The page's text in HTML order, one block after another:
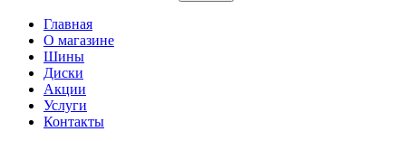
Главная
О магазине
Шины
Диски
Акции
Услуги
Контакты